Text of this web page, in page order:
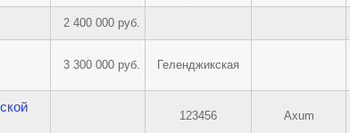
2 400 000 руб.
3 300 000 руб. Геленджикская
123456 Axum